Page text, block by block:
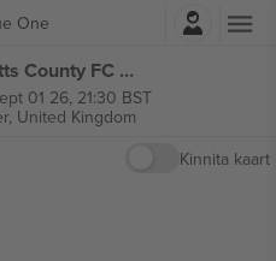
OneLogi sisse
Doncaster Rovers FC vs Notts County FC EFL League One piletid
01 26, 21:30 BST
United Kingdom
Kinnita kaart